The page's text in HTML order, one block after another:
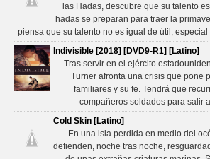
las Hadas, descubre que su talento
hadas se preparan para traer la
piensa que su talento no es igual de útil,
Indivisible [2018] [DVD9-R1] [Latino]
Tras servir en el ejército
Turner afronta una crisis que pone
familiares y su fe. Tendrá que
compañeros soldados para salir
Cold Skin [Latino]
En una isla perdida en medio del
defienden, noche tras noche,